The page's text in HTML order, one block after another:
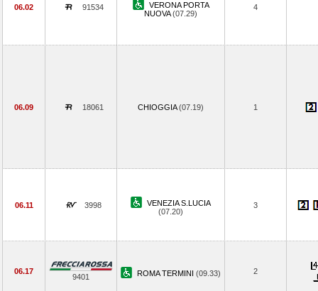
06.02 91534
VERONA PORTA
NUOVA(07.29)
4
06.09 18061 CHIOGGIA(07.19) 1
06.11 3998
VENEZIA S.LUCIA
(07.20)
3
06.17
9401 ROMA TERMINI (09.33) 2